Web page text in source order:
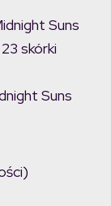
Suns
skórki
Suns